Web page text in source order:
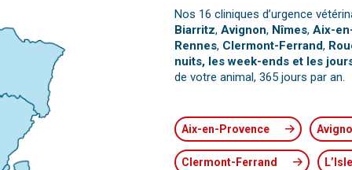
Nos 16 cliniques d’urgence
Biarritz, Avignon, Nîmes, Aix-
Rennes, Clermont-Ferrand,
nuits, les week-ends et les
de votre animal, 365 jours par an.
Aix-en-Provence
Clermont-Ferrand